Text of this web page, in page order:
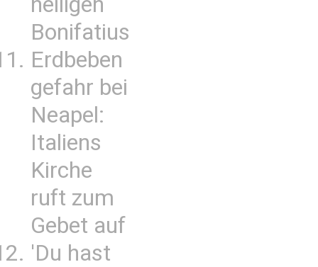
Bonifatius
Erdbeben
gefahr bei
Neapel:
Italiens
Kirche
ruft zum
Gebet auf
'Du hast